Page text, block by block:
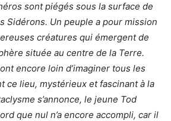
sont piégés sous la surface de
Sidérons. Un peuple a pour mission
créatures qui émergent de
située au centre de la Terre.
encore loin d’imaginer tous les
ce lieu, mystérieux et fascinant à la
s’annonce, le jeune Tod
que nul n’a encore accompli, car il